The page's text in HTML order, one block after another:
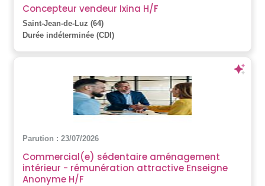
Concepteur vendeur Ixina H/F
Saint-Jean-de-Luz (64)
Durée indéterminée (CDI)
Parution : 23/07/2026
Commercial(e) sédentaire aménagement
intérieur - rémunération attractive Enseigne
Anonyme H/F